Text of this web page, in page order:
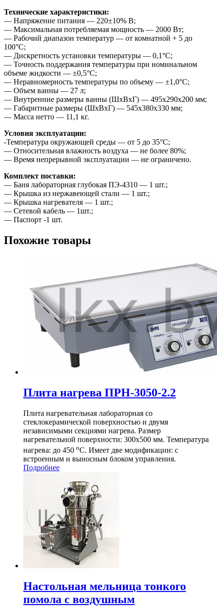
Технические характеристики:
— Напряжение питания — 220±10% В;
— Максимальная потребляемая мощность — 2000 Вт;
— Рабочий диапазон температур — от комнатной + 5 до
100°С;
— Дискретность установки температуры — 0,1°С;
— Точность поддержания температуры при номинальном
объеме жидкости — ±0,5°С;
— Неравномерность температуры по объему — ±1,0°С;
— Объем ванны — 27 л;
— Внутренние размеры ванны (ШхВхГ) — 495х290х200 мм;
— Габаритные размеры (ШхВхГ) — 545х380х330 мм;
— Масса нетто — 11,1 кг.
Условия эксплуатации:
-Температура окружающей среды — от 5 до 35°С;
— Относительная влажность воздуха — не более 80%;
— Время непрерывной эксплуатации — не ограничено.
Комплект поставки:
— Баня лабораторная глубокая ПЭ-4310 — 1 шт.;
— Крышка из нержавеющей стали — 1 шт.;
— Крышка нагревателя — 1 шт.;
— Сетевой кабель — 1шт.;
— Паспорт -1 шт.
Похожие товары
Плита нагрева ПРН-3050-2.2
Плита нагревательная лабораторная со
стеклокерамической поверхностью и двумя
независимыми секциями нагрева. Размер
нагревательной поверхности: 300х500 мм. Температура
нагрева: до 450 оС. Имеет две модификации: с
встроенным и выносным блоком управления.
Подробнее
Настольная мельница тонкого
помола с воздушным